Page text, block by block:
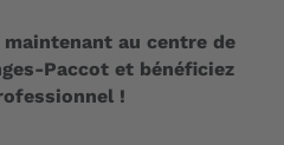
au centre de
Paccot et bénéficiez
!